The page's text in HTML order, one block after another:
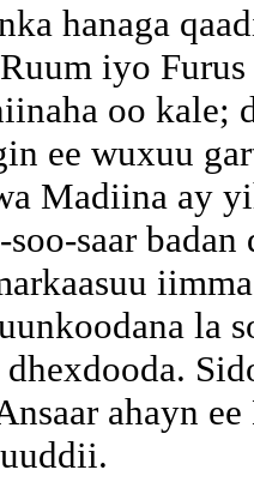
hanaga
iyo
oo kale;
ee wuxuu
Madiina ay
saar
la
ahayn